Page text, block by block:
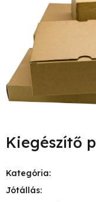
Kiegészítő
Kategória:
Jótállás: